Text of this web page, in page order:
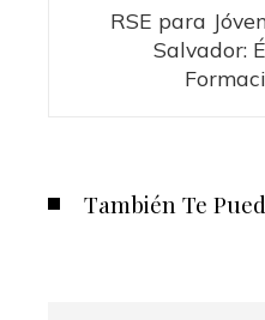
RSE para
Salvador:
También Te